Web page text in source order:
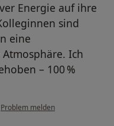
Energie auf ihre
sind
eine
Ich
– 100 %
Problem melden